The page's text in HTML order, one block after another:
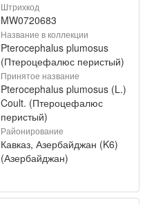
Штрихкод
MW0720683
Название в коллекции
Pterocephalus plumosus
(Птероцефалюс перистый)
Принятое название
Pterocephalus plumosus (L.)
Coult. (Птероцефалюс
перистый)
Районирование
Кавказ, Азербайджан (K6)
(Азербайджан)